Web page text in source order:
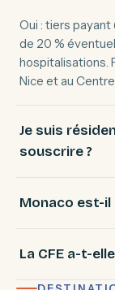
Oui : tiers
de 20 %
hospitalisations.
Nice et au
Je suis
souscrire ?
Monaco est-il
La CFE a-t-